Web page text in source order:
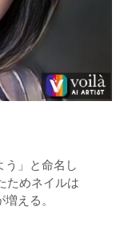
う」と命名し
ためネイルは
える。